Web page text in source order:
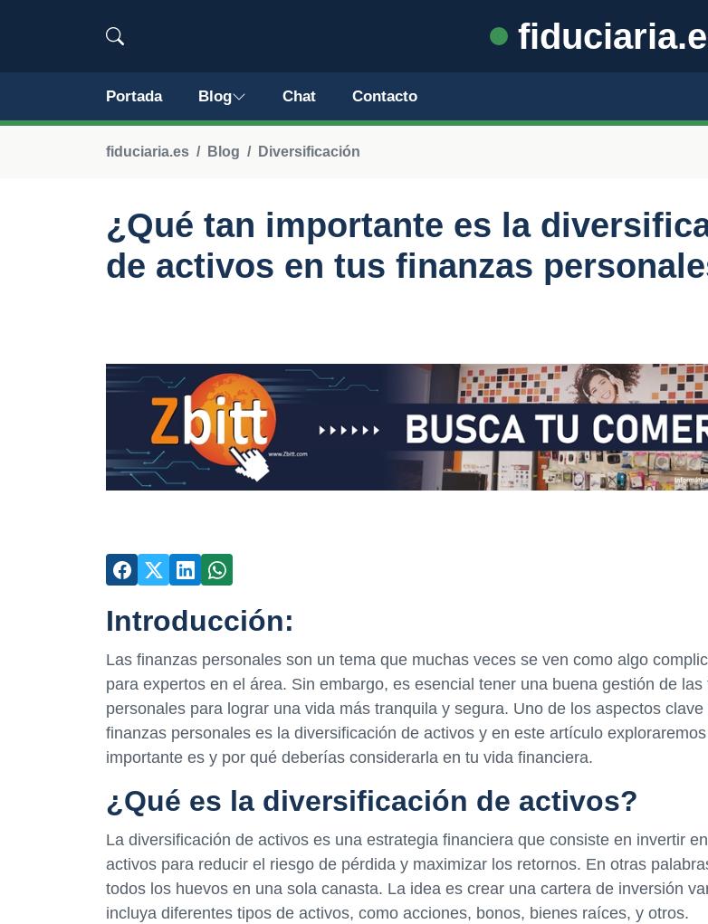
Portada Blog Chat Contacto
fiduciaria.es Blog Diversificación
¿Qué tan importante es la
de activos en tus finanzas
Introducción:
Las finanzas personales son un tema que muchas veces se ven como algo
para expertos en el área. Sin embargo, es esencial tener una buena gestión de las
personales para lograr una vida más tranquila y segura. Uno de los aspectos clave
finanzas personales es la diversificación de activos y en este artículo
importante es y por qué deberías considerarla en tu vida financiera.
¿Qué es la diversificación de activos?
La diversificación de activos es una estrategia financiera que consiste en invertir
activos para reducir el riesgo de pérdida y maximizar los retornos. En otras
todos los huevos en una sola canasta. La idea es crear una cartera de inversión
incluya diferentes tipos de activos, como acciones, bonos, bienes raíces, y otros.